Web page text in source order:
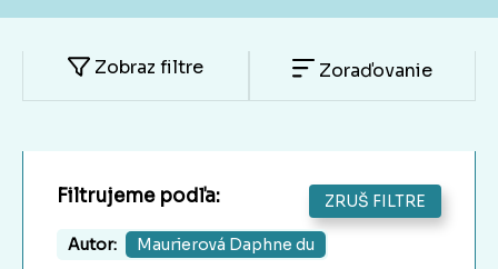
Zobraz filtre Zoraďovanie
Filtrujeme podľa: ZRUŠ FILTRE
Autor: Maurierová Daphne du